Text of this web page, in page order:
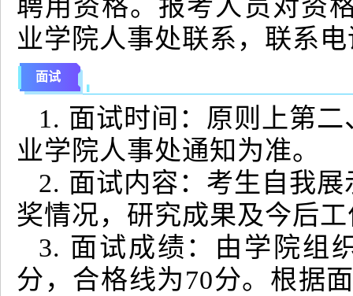
聘用资格。报考人员对资
业学院人事处联系，联系电
面试
1. 面试时间：原则上第
业学院人事处通知为准。
2. 面试内容：考生自我
奖情况，研究成果及今后
3. 面试成绩：由学院组
分，合格线为70分。根据